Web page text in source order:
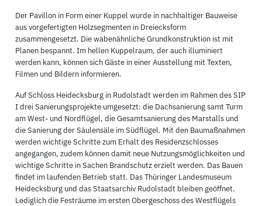
Der Pavillon in Form einer Kuppel wurde in nachhaltiger Bauweise
aus vorgefertigten Holzsegmenten in Dreiecksform
zusammengesetzt. Die wabenähnliche Grundkonstruktion ist mit
Planen bespannt. Im hellen Kuppelraum, der auch illuminiert
werden kann, können sich Gäste in einer Ausstellung mit Texten,
Filmen und Bildern informieren.
Auf Schloss Heidecksburg in Rudolstadt werden im Rahmen des SIP
I drei Sanierungsprojekte umgesetzt: die Dachsanierung samt Turm
am West- und Nordflügel, die Gesamtsanierung des Marstalls und
die Sanierung der Säulensäle im Südflügel. Mit den Baumaßnahmen
werden wichtige Schritte zum Erhalt des Residenzschlosses
angegangen, zudem können damit neue Nutzungsmöglichkeiten und
wichtige Schritte in Sachen Brandschutz erzielt werden. Das Bauen
findet im laufenden Betrieb statt. Das Thüringer Landesmuseum
Heidecksburg und das Staatsarchiv Rudolstadt bleiben geöffnet.
Lediglich die Festräume im ersten Obergeschoss des Westflügels